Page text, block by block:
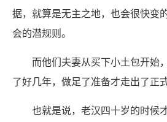
据，就算是无主之地，也会很快变
会的潜规则。
而他们夫妻从买下小土包开始
了好几年，做足了准备才走出了正
也就是说，老汉四十岁的时候